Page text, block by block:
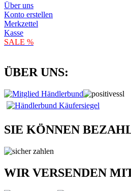
Über uns
Konto erstellen
Merkzettel
Kasse
SALE %
ÜBER UNS:
SIE KÖNNEN
WIR VERSENDEN